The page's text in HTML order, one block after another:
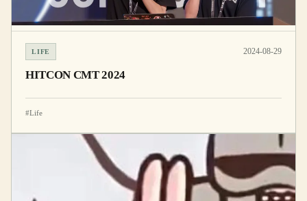
LIFE 2024-08-29
HITCON CMT 2024
#Life